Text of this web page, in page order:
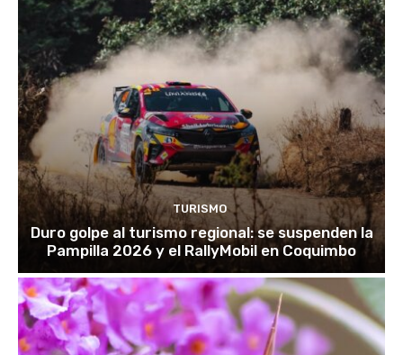
TURISMO
Duro golpe al turismo regional: se suspenden la
Pampilla 2026 y el RallyMobil en Coquimbo